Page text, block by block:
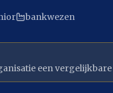
bankwezen
een